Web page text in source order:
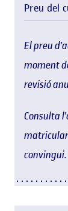
El preu
moment
revisió
Consulta
convingui.
Preu del